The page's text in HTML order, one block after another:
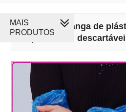
Capas de manga de
impermeável
MAIS
PRODUTOS